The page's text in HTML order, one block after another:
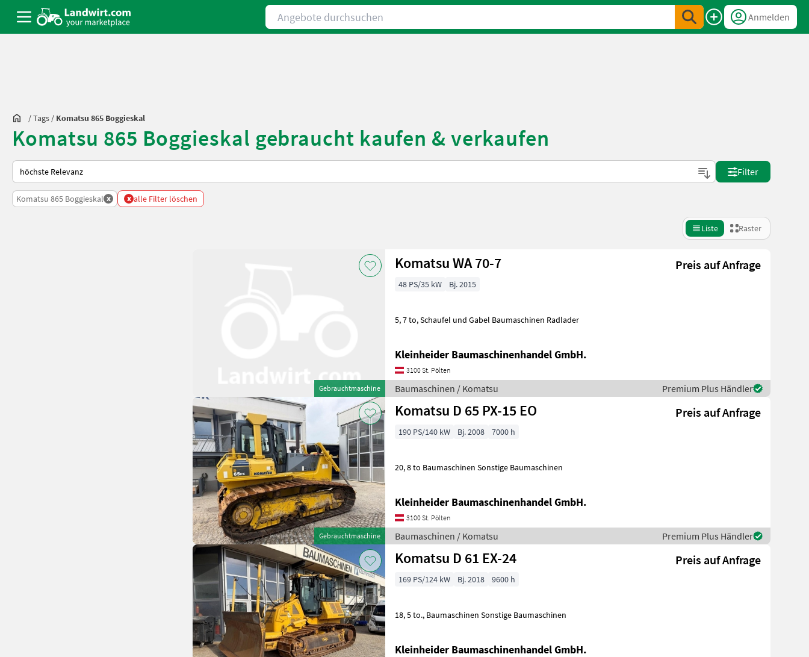
Angebote durchsuchen
Anmelden
/Tags / Komatsu 865 Boggieskal
Komatsu 865 Boggieskal gebraucht kaufen & verkaufen
So wird auf Landwirt.com sortiert
Filter
Komatsu 865 Boggieskal x x alle Filter löschen
Liste Raster
Gebrauchtmaschine
Komatsu WA 70-7 Preis auf Anfrage
48 PS/35 kW Bj. 2015
5, 7 to, Schaufel und Gabel Baumaschinen Radlader
Kleinheider Baumaschinenhandel GmbH.
3100 St. Pölten
Baumaschinen / Komatsu Premium Plus Händler
Gebrauchtmaschine
Komatsu D 65 PX-15 EO Preis auf Anfrage
190 PS/140 kW Bj. 2008 7000 h
20, 8 to Baumaschinen Sonstige Baumaschinen
Kleinheider Baumaschinenhandel GmbH.
3100 St. Pölten
Baumaschinen / Komatsu Premium Plus Händler
Komatsu D 61 EX-24 Preis auf Anfrage
169 PS/124 kW Bj. 2018 9600 h
18, 5 to., Baumaschinen Sonstige Baumaschinen
Kleinheider Baumaschinenhandel GmbH.